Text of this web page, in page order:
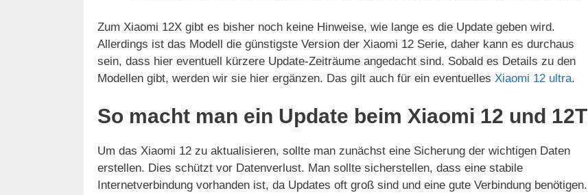
Zum Xiaomi 12X gibt es bisher noch keine Hinweise, wie lange es die Update geben wird.
Allerdings ist das Modell die günstigste Version der Xiaomi 12 Serie, daher kann es durchaus
sein, dass hier eventuell kürzere Update-Zeiträume angedacht sind. Sobald es Details zu den
Modellen gibt, werden wir sie hier ergänzen. Das gilt auch für ein eventuelles Xiaomi 12 ultra.
So macht man ein Update beim Xiaomi 12 und 12T
Um das Xiaomi 12 zu aktualisieren, sollte man zunächst eine Sicherung der wichtigen Daten
erstellen. Dies schützt vor Datenverlust. Man sollte sicherstellen, dass eine stabile
Internetverbindung vorhanden ist, da Updates oft groß sind und eine gute Verbindung benötigen.